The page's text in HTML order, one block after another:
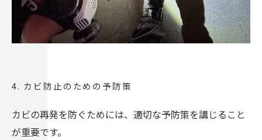
4. カビ防止のための予防策
カビの再発を防ぐためには、適切な予防策を講じること
が重要です。